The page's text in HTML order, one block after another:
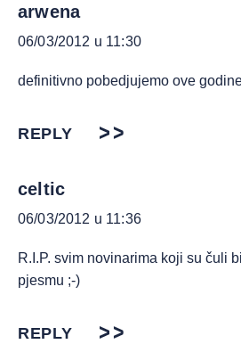
arwena
06/03/2012 u 11:30
definitivno pobedjujemo ove
REPLY
celtic
06/03/2012 u 11:36
R.I.P. svim novinarima koji su čuli
pjesmu ;-)
REPLY